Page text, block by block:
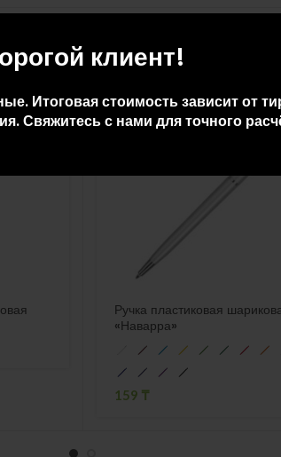
клиент!
Итоговая стоимость зависит от
Свяжитесь с нами для точного
Ручка пластиковая
«Наварра»
159 ₸